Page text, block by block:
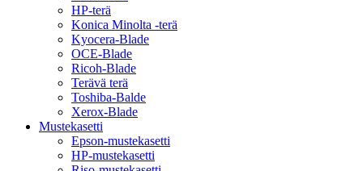
HP-terä
Konica Minolta -terä
Kyocera-Blade
OCE-Blade
Ricoh-Blade
Terävä terä
Toshiba-Balde
Xerox-Blade
Mustekasetti
Epson-mustekasetti
HP-mustekasetti